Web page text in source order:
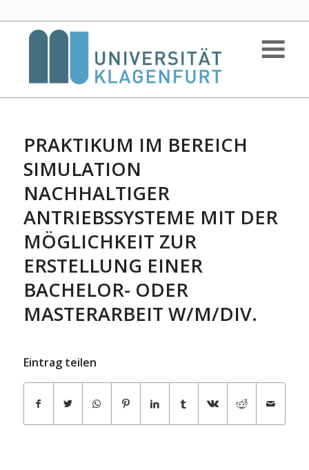
PRAKTIKUM IM BEREICH
SIMULATION
NACHHALTIGER
ANTRIEBSSYSTEME MIT DER
MÖGLICHKEIT ZUR
ERSTELLUNG EINER
BACHELOR- ODER
MASTERARBEIT W/M/DIV.
Eintrag teilen